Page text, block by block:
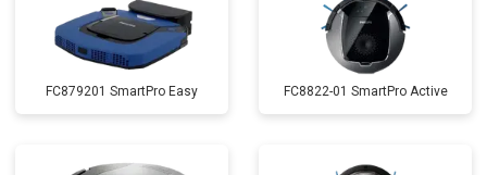
FC879201 SmartPro Easy FC8822-01 SmartPro Active